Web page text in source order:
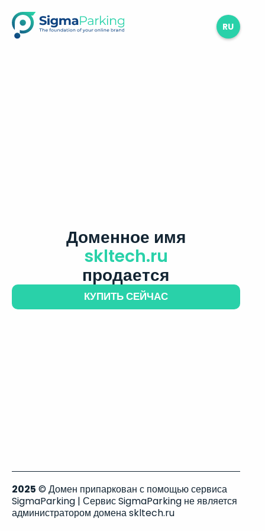
RU
Доменное имя
skltech.ru
продается
КУПИТЬ СЕЙЧАС
2025 © Домен припаркован с помощью сервиса
SigmaParking | Сервис SigmaParking не является
администратором домена skltech.ru